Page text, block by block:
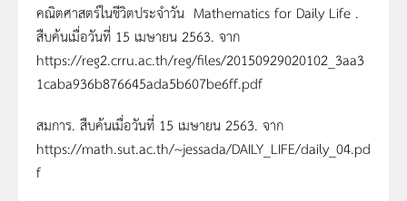
คณิตศาสตร์ในชีวิตประจําวัน Mathematics for Daily Life .
สืบค้นเมื่อวันที่ 15 เมษายน 2563. จาก
https://reg2.crru.ac.th/reg/files/20150929020102_3aa3
1caba936b876645ada5b607be6ff.pdf
สมการ. สืบค้นเมื่อวันที่ 15 เมษายน 2563. จาก
https://math.sut.ac.th/~jessada/DAILY_LIFE/daily_04.pd
f